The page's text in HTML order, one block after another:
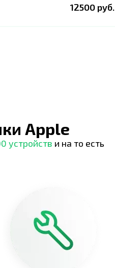
12500 руб.
Apple
устройств и на то есть